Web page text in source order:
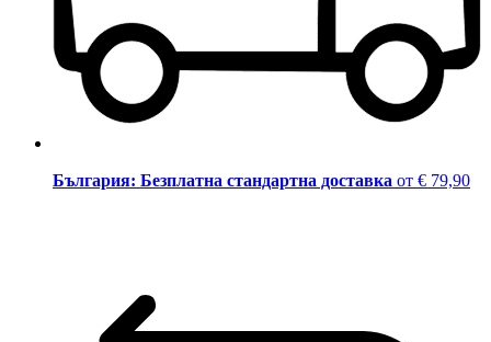
България: Безплатна стандартна доставка от € 79,90